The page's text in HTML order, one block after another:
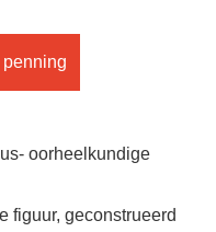
oorheelkundige
figuur, geconstrueerd